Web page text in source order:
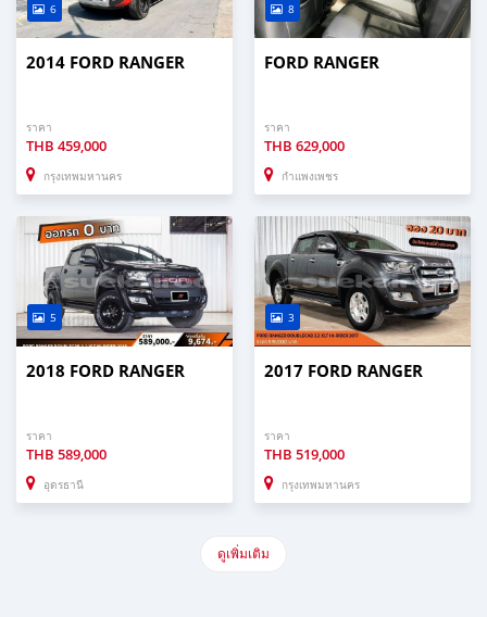
6
2014 FORD RANGER
ราคา
THB 459,000
กรุงเทพมหานคร
8
FORD RANGER
ราคา
THB 629,000
กำแพงเพชร
5
2018 FORD RANGER
ราคา
THB 589,000
อุดรธานี
3
2017 FORD RANGER
ราคา
THB 519,000
กรุงเทพมหานคร
ดูเพิ่มเติม